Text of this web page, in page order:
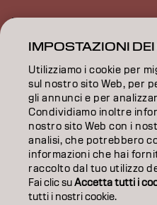
ISPIRAZIONE
FORMAZIONE
INFORMAZIONI
SALON FINDER
DIVENTA PARTNER
CONTATTACI
IMPOSTAZIONI
Utilizziamo i cookie per
sul nostro sito Web, per
gli annunci e per
Condividiamo inoltre
nostro sito Web con i
analisi, che potrebbero
informazioni che hai
raccolto dal tuo utilizzo
Fai clic suAccetta tutti i
tutti i nostri cookie.